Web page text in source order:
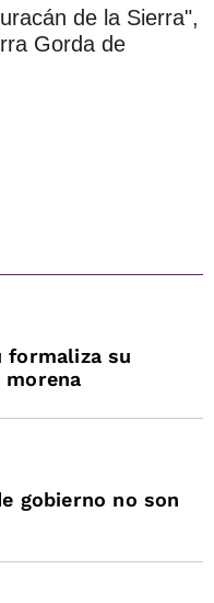
de la Sierra",
Gorda de
formaliza su
morena
gobierno no son